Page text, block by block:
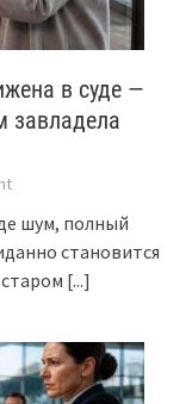
в суде —
завладела
шум, полный
становится
[...]